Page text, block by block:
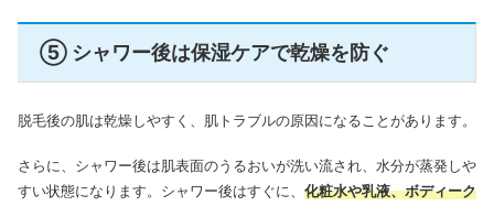
⑤ シャワー後は保湿ケアで乾燥を防ぐ
脱毛後の肌は乾燥しやすく、肌トラブルの原因になることがあります。
さらに、シャワー後は肌表面のうるおいが洗い流され、水分が蒸発しや
すい状態になります。シャワー後はすぐに、 化粧水や乳液、ボディーク